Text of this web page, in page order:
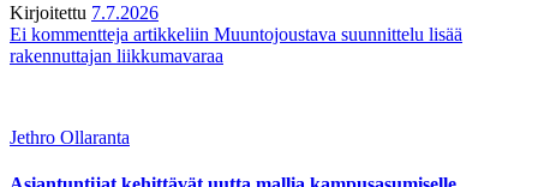
Kirjoitettu 7.7.2026
Ei kommentteja artikkeliin Muuntojoustava suunnittelu lisää
rakennuttajan liikkumavaraa
Jethro Ollaranta